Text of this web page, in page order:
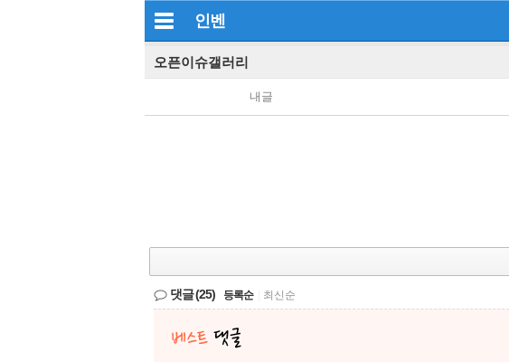
인벤
오픈이슈갤러리
내글
댓글(25) 등록순 최신순